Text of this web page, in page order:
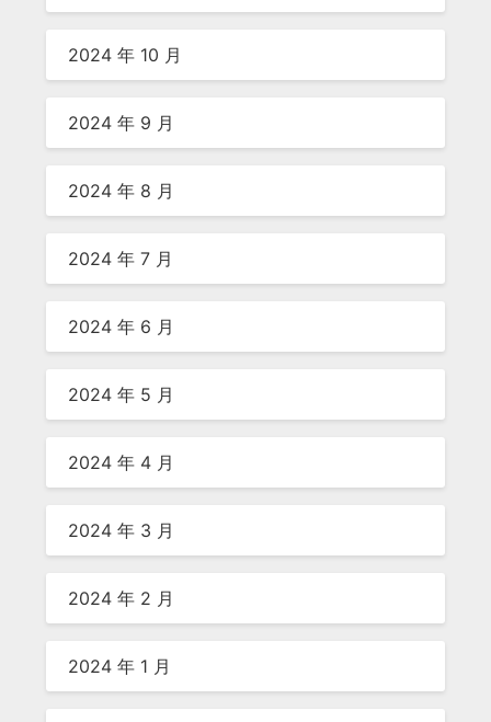
2024 年 10 月
2024 年 9 月
2024 年 8 月
2024 年 7 月
2024 年 6 月
2024 年 5 月
2024 年 4 月
2024 年 3 月
2024 年 2 月
2024 年 1 月